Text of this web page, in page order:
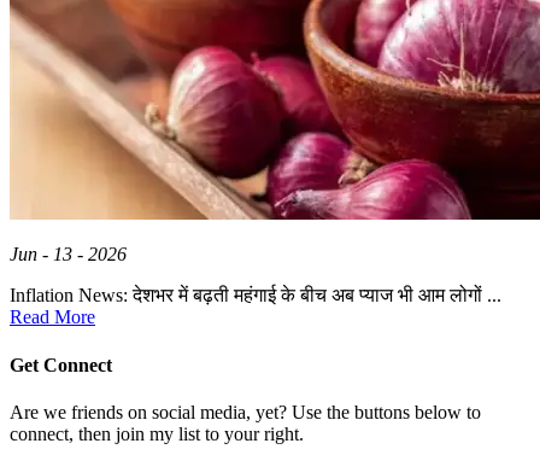
Jun - 13 - 2026
Inflation News: देशभर में बढ़ती महंगाई के बीच अब प्याज भी आम लोगों ...
Read More
Get Connect
Are we friends on social media, yet? Use the buttons below to
connect, then join my list to your right.